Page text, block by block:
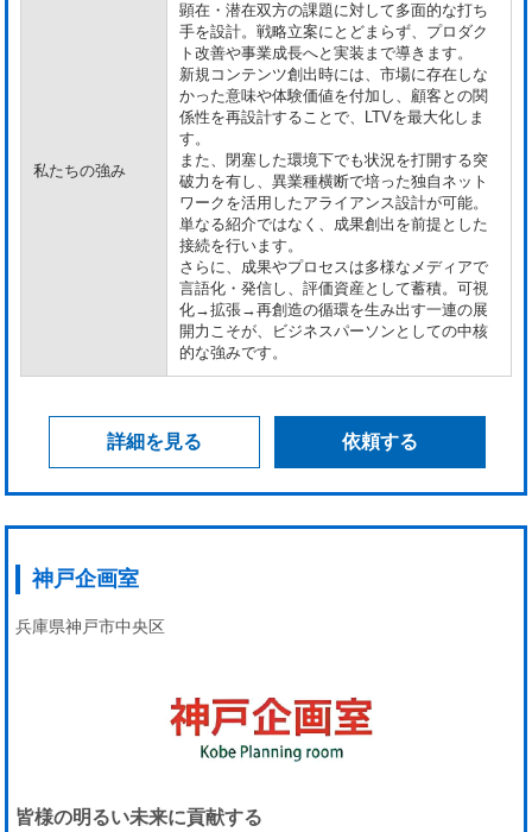
私たちの強み
顕在・潜在双方の課題に対して多面的な打ち
手を設計。戦略立案にとどまらず、プロダク
ト改善や事業成長へと実装まで導きます。
新規コンテンツ創出時には、市場に存在しな
かった意味や体験価値を付加し、顧客との関
係性を再設計することで、LTVを最大化しま
す。
また、閉塞した環境下でも状況を打開する突
破力を有し、異業種横断で培った独自ネット
ワークを活用したアライアンス設計が可能。
単なる紹介ではなく、成果創出を前提とした
接続を行います。
さらに、成果やプロセスは多様なメディアで
言語化・発信し、評価資産として蓄積。可視
化→拡張→再創造の循環を生み出す一連の展
開力こそが、ビジネスパーソンとしての中核
的な強みです。
詳細を見る 依頼する
神戸企画室
兵庫県神戸市中央区
皆様の明るい未来に貢献する